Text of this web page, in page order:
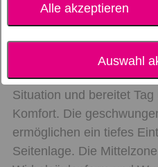
Alle akzeptieren
Auswahl
Diese Kombination aus
integrierter
Situation und bereitet
Komfort. Die
ermöglichen ein tiefes
Seitenlage. Die